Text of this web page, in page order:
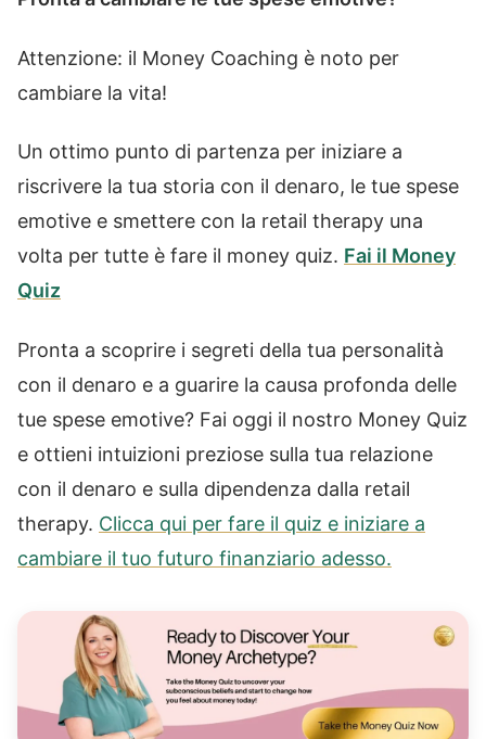
Attenzione: il Money Coaching è noto per
cambiare la vita!
Un ottimo punto di partenza per iniziare a
riscrivere la tua storia con il denaro, le tue spese
emotive e smettere con la retail therapy una
volta per tutte è fare il money quiz. Fai il Money
Quiz
Pronta a scoprire i segreti della tua personalità
con il denaro e a guarire la causa profonda delle
tue spese emotive? Fai oggi il nostro Money Quiz
e ottieni intuizioni preziose sulla tua relazione
con il denaro e sulla dipendenza dalla retail
therapy. Clicca qui per fare il quiz e iniziare a
cambiare il tuo futuro finanziario adesso.